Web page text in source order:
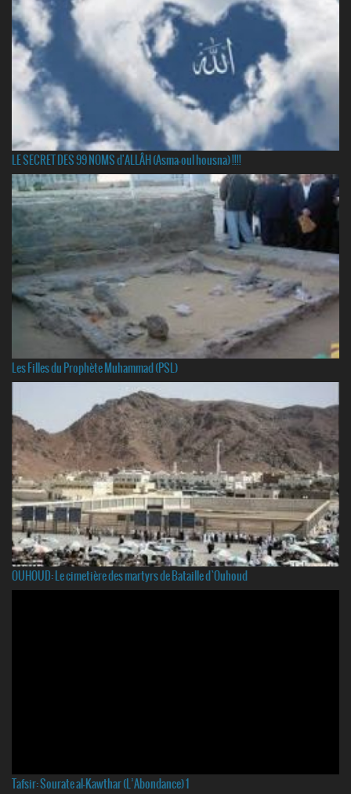
LE SECRET DES 99 NOMS d'ALLÂH (Asma-oul housna) !!!!
Les Filles du Prophète Muhammad (PSL)
OUHOUD: Le cimetière des martyrs de Bataille d`Ouhoud
Tafsir: Sourate al-Kawthar (L’Abondance) 1